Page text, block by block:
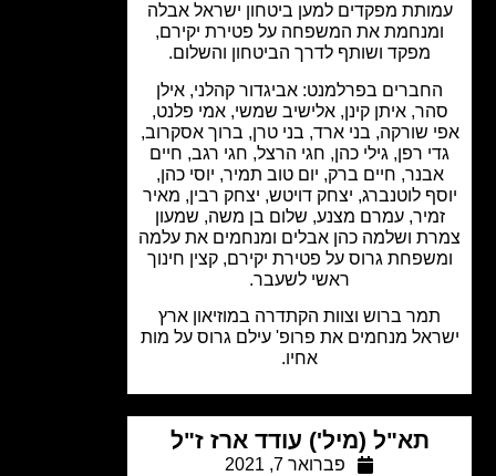
מפקדים למען ביטחון ישראל אבלה
את המשפחה על פטירת יקירם,
מפקד ושותף לדרך הביטחון והשלום.
בפרלמנט: אביגדור קהלני, אילן
איתן קינן, אלישיב שמשי, אמי פלנט,
שורקה, בני ארד, בני טרן, ברוך אסקרוב,
רפן, גילי כהן, חגי הרצל, חגי רגב, חיים
חיים ברק, יום טוב תמיר, יוסי כהן,
לוטנברג, יצחק דויטש, יצחק רבין, מאיר
עמרם מצנע, שלום בן משה, שמעון
ושלמה כהן אבלים ומנחמים את עלמה
גרוס על פטירת יקירם, קצין חינוך
ראשי לשעבר.
ברוש וצוות הקתדרה במוזיאון ארץ
מנחמים את פרופ' עילם גרוס על מות
תא"ל (מיל') עודד ארז ז"ל
פברואר 7, 2021